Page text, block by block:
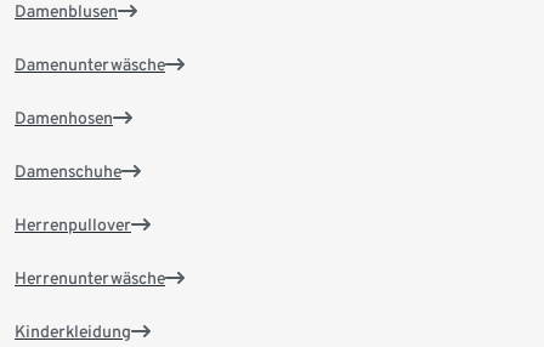
Damenblusen
Damenunterwäsche
Damenhosen
Damenschuhe
Herrenpullover
Herrenunterwäsche
Kinderkleidung